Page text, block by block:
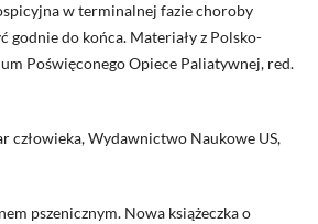
w terminalnej fazie choroby
do końca. Materiały z Polsko-
Poświęconego Opiece Paliatywnej, red.
człowieka, Wydawnictwo Naukowe US,
pszenicznym. Nowa książeczka o